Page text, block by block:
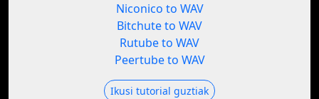
Niconico to WAV
Bitchute to WAV
Rutube to WAV
Peertube to WAV
Ikusi tutorial guztiak